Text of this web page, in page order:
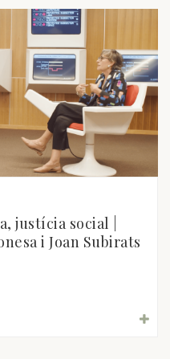
justícia social |
i Joan Subirats